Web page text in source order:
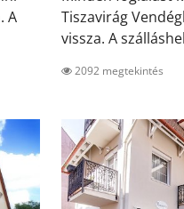
A
Tiszavirág
vissza. A
2092 megtekintés